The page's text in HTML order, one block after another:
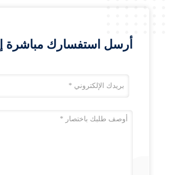
أرسل استفسارك مباشرة